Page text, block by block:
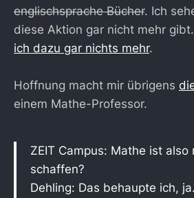
englischsprache Bücher. Ich
diese Aktion gar nicht mehr gibt.
ich dazu gar nichts mehr.
Hoffnung macht mir übrigens
einem Mathe-Professor.
ZEIT Campus: Mathe ist also
schaffen?
Dehling: Das behaupte ich,